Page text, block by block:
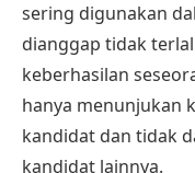
sering digunakan
dianggap tidak
keberhasilan
hanya menunjukan
kandidat dan tidak
kandidat lainnya.